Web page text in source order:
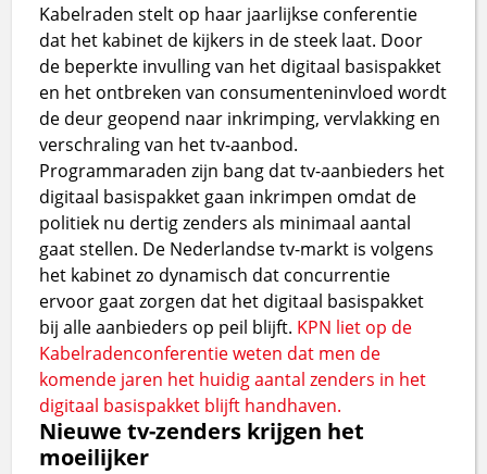
Kabelraden stelt op haar jaarlijkse conferentie
dat het kabinet de kijkers in de steek laat. Door
de beperkte invulling van het digitaal basispakket
en het ontbreken van consumenteninvloed wordt
de deur geopend naar inkrimping, vervlakking en
verschraling van het tv-aanbod.
Programmaraden zijn bang dat tv-aanbieders het
digitaal basispakket gaan inkrimpen omdat de
politiek nu dertig zenders als minimaal aantal
gaat stellen. De Nederlandse tv-markt is volgens
het kabinet zo dynamisch dat concurrentie
ervoor gaat zorgen dat het digitaal basispakket
bij alle aanbieders op peil blijft. KPN liet op de
Kabelradenconferentie weten dat men de
komende jaren het huidig aantal zenders in het
digitaal basispakket blijft handhaven.
Nieuwe tv-zenders krijgen het
moeilijker